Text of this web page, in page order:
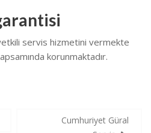
servis hizmetini vermekte
korunmaktadır.
Cumhuriyet Güral